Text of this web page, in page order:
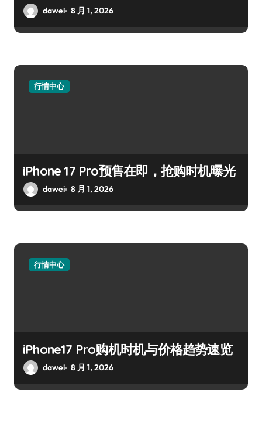
dawei 8 月 1, 2026
行情中心
iPhone 17 Pro预售在即，抢购时机曝光
dawei 8 月 1, 2026
行情中心
iPhone17 Pro购机时机与价格趋势速览
dawei 8 月 1, 2026